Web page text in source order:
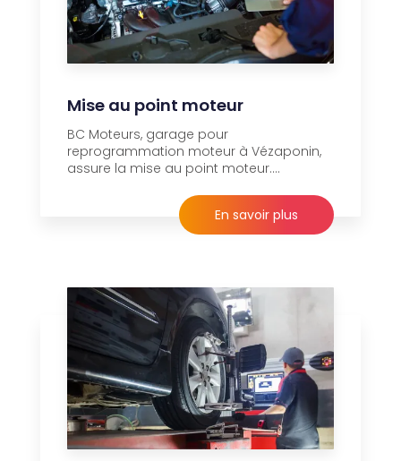
Mise au point moteur
BC Moteurs, garage pour
reprogrammation moteur à Vézaponin,
assure la mise au point moteur....
En savoir plus